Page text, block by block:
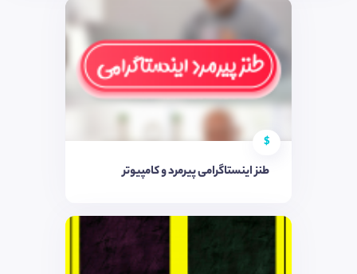
$
طنز اینستاگرامی پیرمرد و کامپیوتر